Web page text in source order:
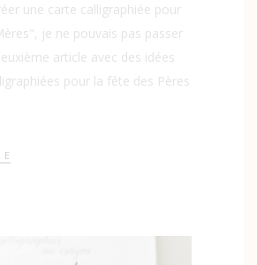
une carte calligraphiée pour
je ne pouvais pas passer
article avec des idées
pour la fête des Pères